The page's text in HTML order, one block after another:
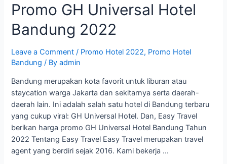
Promo GH Universal Hotel
Bandung 2022
Leave a Comment / Promo Hotel 2022, Promo Hotel
Bandung / Byadmin
Bandung merupakan kota favorit untuk liburan atau
staycation warga Jakarta dan sekitarnya serta daerah-
daerah lain. Ini adalah salah satu hotel di Bandung terbaru
yang cukup viral: GH Universal Hotel. Dan, Easy Travel
berikan harga promo GH Universal Hotel Bandung Tahun
2022 Tentang Easy Travel Easy Travel merupakan travel
agent yang berdiri sejak 2016. Kami bekerja …